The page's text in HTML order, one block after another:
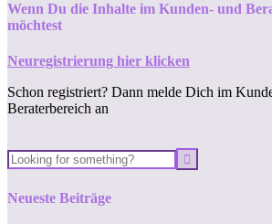
Wenn Du die Inhalte im Kunden- und
möchtest
Neuregistrierung hier klicken
Schon registriert? Dann melde Dich im
Beraterbereich an
Neueste Beiträge